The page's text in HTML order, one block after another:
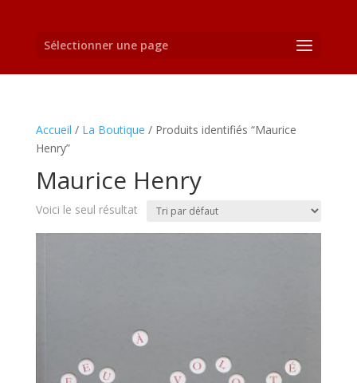
Sélectionner une page
Accueil / La Boutique / Produits identifiés “Maurice
Henry”
Maurice Henry
Voici le seul résultat